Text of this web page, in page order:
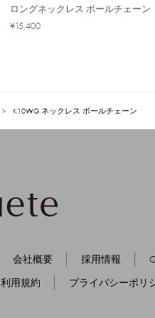
ロングネックレス ボールチェーン
¥15,400
K10WG ネックレス ボールチェーン
会社概要 採用情報
利用規約 プライバシーポリ